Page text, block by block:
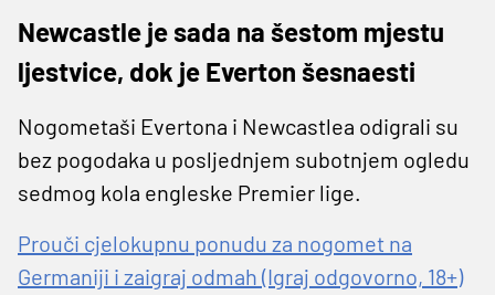
Newcastle je sada na šestom mjestu
ljestvice, dok je Everton šesnaesti
Nogometaši Evertona i Newcastlea odigrali su
bez pogodaka u posljednjem subotnjem ogledu
sedmog kola engleske Premier lige.
Prouči cjelokupnu ponudu za nogomet na
Germaniji i zaigraj odmah (Igraj odgovorno, 18+)